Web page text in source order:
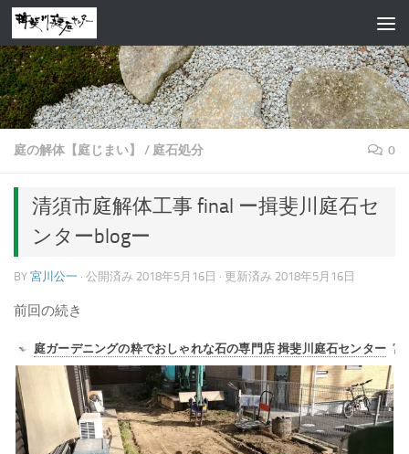
コンテンツへスキップ
庭の解体【庭じまい】 / 庭石処分 0
清須市庭解体工事 final ー揖斐川庭石セ
ンターblogー
BY 宮川公一 · 公開済み 2018年5月16日 · 更新済み 2018年5月16日
前回の続き